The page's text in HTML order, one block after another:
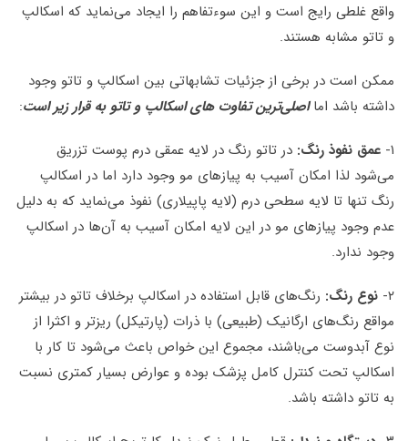
واقع غلطی رایج است و این سوءتفاهم را ایجاد می‌نماید که اسکالپ
و تاتو مشابه هستند.
ممکن است در برخی از جزئیات تشابهاتی بین اسکالپ و تاتو وجود
داشته باشد امااصلی‌ترین تفاوت های اسکالپ و تاتو به قرار زیر است:
۱- عمق نفوذ رنگ: در تاتو رنگ در لایه عمقی درم پوست تزریق
می‌شود لذا امکان آسیب به پیازهای مو وجود دارد اما در اسکالپ
رنگ تنها تا لایه سطحی درم (لایه پاپیلاری) نفوذ می‌نماید که به دلیل
عدم وجود پیازهای مو در این لایه امکان آسیب به آن‌ها در اسکالپ
وجود ندارد.
۲- نوع رنگ: رنگ‌های قابل استفاده در اسکالپ برخلاف تاتو در بیشتر
مواقع رنگ‌های ارگانیک (طبیعی) با ذرات (پارتیکل) ریزتر و اکثرا از
نوع آبدوست می‌باشند، مجموع این خواص باعث می‌شود تا کار با
اسکالپ تحت کنترل کامل پزشک بوده و عوارض بسیار کمتری نسبت
به تاتو داشته باشد.